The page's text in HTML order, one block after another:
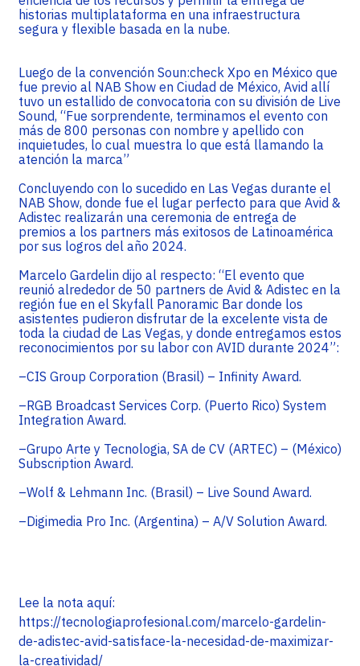
historias multiplataforma en una infraestructura
segura y flexible basada en la nube.
Luego de la convención Soun:check Xpo en México que
fue previo al NAB Show en Ciudad de México, Avid allí
tuvo un estallido de convocatoria con su división de Live
Sound, “Fue sorprendente, terminamos el evento con
más de 800 personas con nombre y apellido con
inquietudes, lo cual muestra lo que está llamando la
atención la marca”
Concluyendo con lo sucedido en Las Vegas durante el
NAB Show, donde fue el lugar perfecto para que Avid &
Adistec realizarán una ceremonia de entrega de
premios a los partners más exitosos de Latinoamérica
por sus logros del año 2024.
Marcelo Gardelin dijo al respecto: “El evento que
reunió alrededor de 50 partners de Avid & Adistec en la
región fue en el Skyfall Panoramic Bar donde los
asistentes pudieron disfrutar de la excelente vista de
toda la ciudad de Las Vegas, y donde entregamos estos
reconocimientos por su labor con AVID durante 2024”:
–CIS Group Corporation (Brasil) – Infinity Award.
–RGB Broadcast Services Corp. (Puerto Rico) System
Integration Award.
–Grupo Arte y Tecnologia, SA de CV (ARTEC) – (México)
Subscription Award.
–Wolf & Lehmann Inc. (Brasil) – Live Sound Award.
–Digimedia Pro Inc. (Argentina) – A/V Solution Award.
Lee la nota aquí:
https://tecnologiaprofesional.com/marcelo-gardelin-
de-adistec-avid-satisface-la-necesidad-de-maximizar-
la-creatividad/